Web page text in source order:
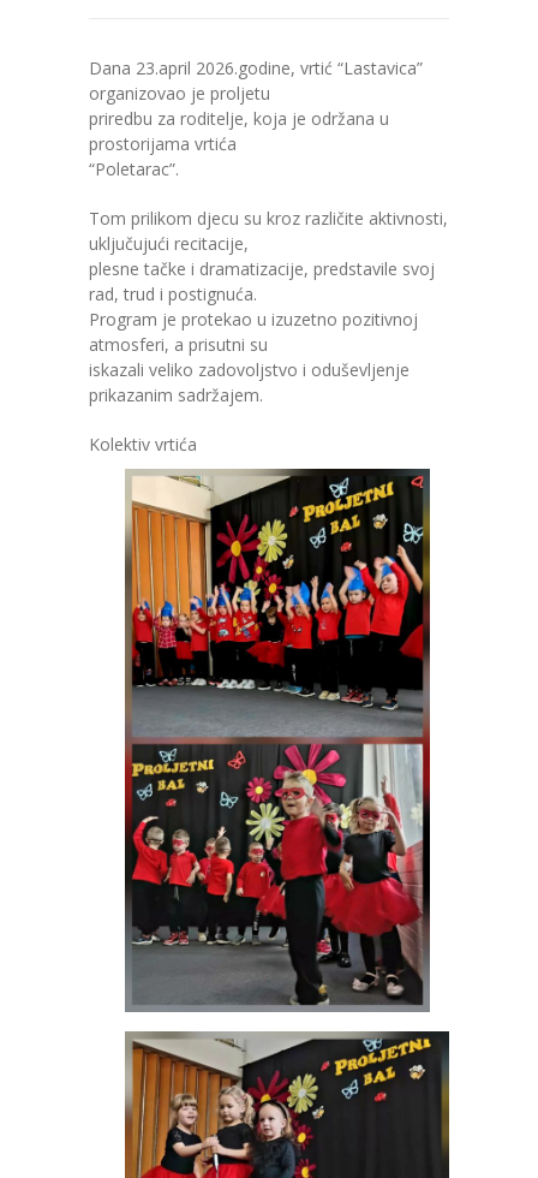
---- Zvončica
-- Stručni tim
-- Dokumenti
-- COVID-19 Procedure
-- Javne nabavke
---- Plan javnih nabavki
---- Osnovni elementi ugovora
---- Odluke o izboru i poništenju
---- Nabavka usluga iz anexa II dio B
-- Konkursi
Edukacije
-- Edukacije za roditelje
-- Edukacije zaposlenika
Za roditelje
-- Jelovnik za djecu
-- Obrasci i zahtjevi
-- Obavještenja za roditelje
Projekti
Mala škola sporta
Kontakt
Dana 23.april 2026.godine, vrtić “Lastavica”
organizovao je proljetu
priredbu za roditelje, koja je održana u
prostorijama vrtića
“Poletarac”.
Tom prilikom djecu su kroz različite aktivnosti,
uključujući recitacije,
plesne tačke i dramatizacije, predstavile svoj
rad, trud i postignuća.
Program je protekao u izuzetno pozitivnoj
atmosferi, a prisutni su
iskazali veliko zadovoljstvo i oduševljenje
prikazanim sadržajem.
Kolektiv vrtića